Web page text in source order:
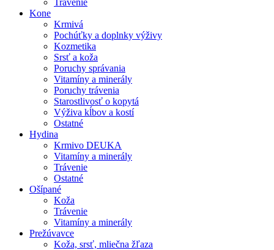
Trávenie
Kone
Krmivá
Pochúťky a doplnky výživy
Kozmetika
Srsť a koža
Poruchy správania
Vitamíny a minerály
Poruchy trávenia
Starostlivosť o kopytá
Výživa kĺbov a kostí
Ostatné
Hydina
Krmivo DEUKA
Vitamíny a minerály
Trávenie
Ostatné
Ošípané
Koža
Trávenie
Vitamíny a minerály
Prežúvavce
Koža, srsť, mliečna žľaza